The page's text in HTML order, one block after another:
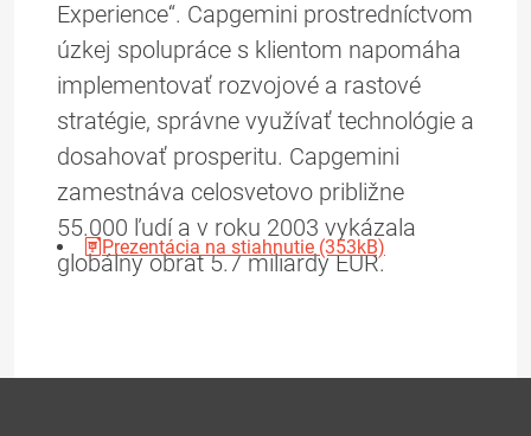
Experience“. Capgemini prostredníctvom
úzkej spolupráce s klientom napomáha
implementovať rozvojové a rastové
stratégie, správne využívať technológie a
dosahovať prosperitu. Capgemini
zamestnáva celosvetovo približne
55.000 ľudí a v roku 2003 vykázala
globálny obrat 5.7 miliardy EUR.
Prezentácia na stiahnutie (353kB)